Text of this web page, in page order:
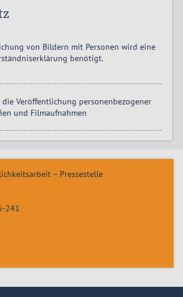
von Bildern mit Personen wird eine
benötigt.
Veröffentlichung personenbezogener
und Filmaufnahmen
– Pressestelle
241